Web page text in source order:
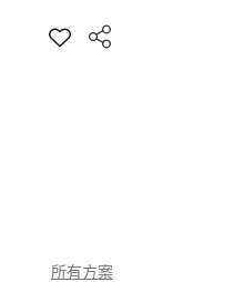
所有方案